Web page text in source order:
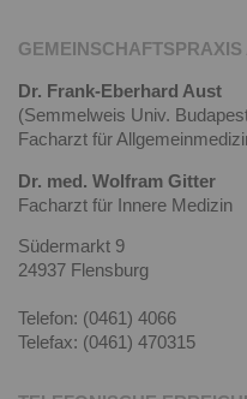
Dr. Frank-Eberhard Aust
(Semmelweis Univ.
Facharzt für
Dr. med. Wolfram Gitter
Facharzt für Innere Medizin
Südermarkt 9
24937 Flensburg
Telefon: (0461) 4066
Telefax: (0461) 470315